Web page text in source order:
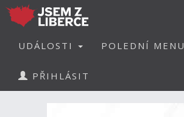
UDÁLOSTI POLEDNÍ MENU
PŘIHLÁSIT